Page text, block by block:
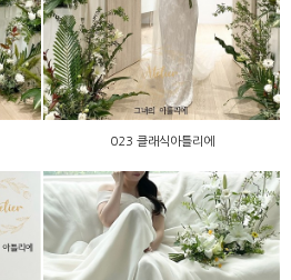
023 클래식아틀리에